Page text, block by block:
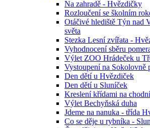
Na zahradě - Hvězdičky
Rozloučení se školním
Otáčivé hlediště Týn nad
světa
Stezka Lesní zvířata -
Vyhodnocení sběru
Výlet ZOO Hrádeček u
Vystoupení na Sokolovně
Den dětí u Hvězdiček
Den dětí u Sluníček
Kreslení křídami na
Výlet Bechyňská duha
Jdeme na nanuka - třída
Co se děje u rybníka -